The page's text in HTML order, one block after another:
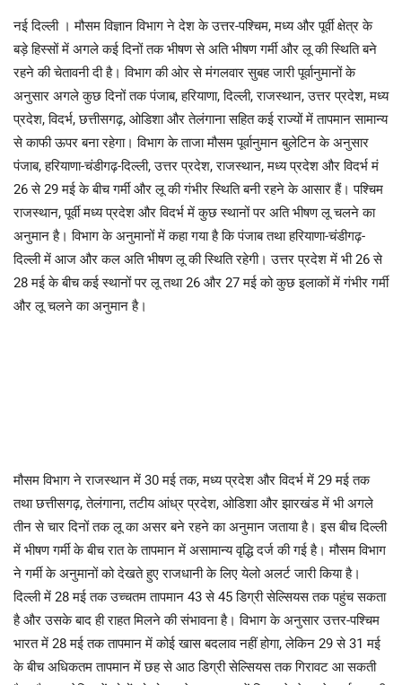
नई दिल्ली । मौसम विज्ञान विभाग ने देश के उत्तर-पश्चिम, मध्य और पूर्वी क्षेत्र के
बड़े हिस्सों में अगले कई दिनों तक भीषण से अति भीषण गर्मी और लू की स्थिति बने
रहने की चेतावनी दी है। विभाग की ओर से मंगलवार सुबह जारी पूर्वानुमानों के
अनुसार अगले कुछ दिनों तक पंजाब, हरियाणा, दिल्ली, राजस्थान, उत्तर प्रदेश, मध्य
प्रदेश, विदर्भ, छत्तीसगढ़, ओडिशा और तेलंगाना सहित कई राज्यों में तापमान सामान्य
से काफी ऊपर बना रहेगा। विभाग के ताजा मौसम पूर्वानुमान बुलेटिन के अनुसार
पंजाब, हरियाणा-चंडीगढ़-दिल्ली, उत्तर प्रदेश, राजस्थान, मध्य प्रदेश और विदर्भ मं
26 से 29 मई के बीच गर्मी और लू की गंभीर स्थिति बनी रहने के आसार हैं। पश्चिम
राजस्थान, पूर्वी मध्य प्रदेश और विदर्भ में कुछ स्थानों पर अति भीषण लू चलने का
अनुमान है। विभाग के अनुमानों में कहा गया है कि पंजाब तथा हरियाणा-चंडीगढ़-
दिल्ली में आज और कल अति भीषण लू की स्थिति रहेगी। उत्तर प्रदेश में भी 26 से
28 मई के बीच कई स्थानों पर लू तथा 26 और 27 मई को कुछ इलाकों में गंभीर गर्मी
और लू चलने का अनुमान है।
मौसम विभाग ने राजस्थान में 30 मई तक, मध्य प्रदेश और विदर्भ में 29 मई तक
तथा छत्तीसगढ़, तेलंगाना, तटीय आंध्र प्रदेश, ओडिशा और झारखंड में भी अगले
तीन से चार दिनों तक लू का असर बने रहने का अनुमान जताया है। इस बीच दिल्ली
में भीषण गर्मी के बीच रात के तापमान में असामान्य वृद्धि दर्ज की गई है। मौसम विभाग
ने गर्मी के अनुमानों को देखते हुए राजधानी के लिए येलो अलर्ट जारी किया है।
दिल्ली में 28 मई तक उच्चतम तापमान 43 से 45 डिग्री सेल्सियस तक पहुंच सकता
है और उसके बाद ही राहत मिलने की संभावना है। विभाग के अनुसार उत्तर-पश्चिम
भारत में 28 मई तक तापमान में कोई खास बदलाव नहीं होगा, लेकिन 29 से 31 मई
के बीच अधिकतम तापमान में छह से आठ डिग्री सेल्सियस तक गिरावट आ सकती